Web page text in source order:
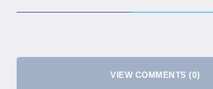
VIEW COMMENTS (0)